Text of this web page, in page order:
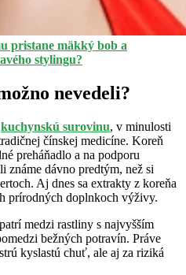
pristane mäkký bob a
stylingu?
nevedeli?
kuchynskú surovinu, v minulosti
čínskej medicíne. Koreň
preháňadlo a na podporu
známe dávno predtým, než si
Aj dnes sa extrakty z koreňa
prírodných doplnkoch výživy.
medzi rastliny s najvyšším
bežných potravín. Práve
kyslastú chuť, ale aj za riziká